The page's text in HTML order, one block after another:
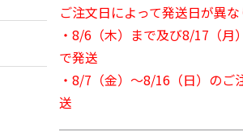
ご注文日によって発送日が異
・8/6（木）まで及び8/17（
で発送
・8/7（金）～8/16（日）の
送